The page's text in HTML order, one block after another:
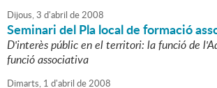
Dijous,3 d'abril de2008
Seminari del Pla local de formació
D'interès públic en el territori: la funció de
funció associativa
Dimarts, 1 d'abril de2008